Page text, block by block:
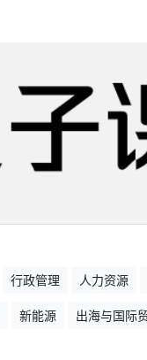
行政管理 人力资源
新能源 出海与国际